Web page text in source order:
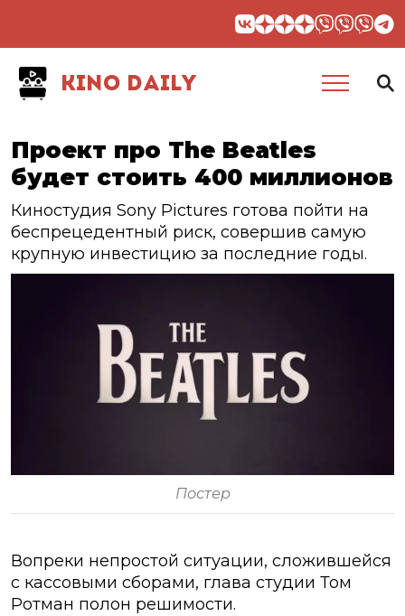
KINO DAILY
Проект про The Beatles
будет стоить 400 миллионов
Киностудия Sony Pictures готова пойти на
беспрецедентный риск, совершив самую
крупную инвестицию за последние годы.
Постер
Вопреки непростой ситуации, сложившейся
с кассовыми сборами, глава студии Том
Ротман полон решимости.